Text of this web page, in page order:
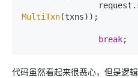
MultiTxn(txns));
break
代码虽然看起来很恶心，但是逻辑